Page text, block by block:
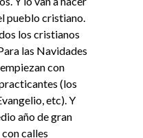
pueblo cristiano.
los cristianos
las Navidades
con
(los
etc). Y
año de gran
calles